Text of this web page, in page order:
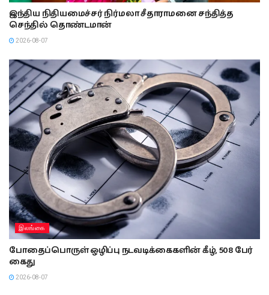
இந்திய நிதியமைச்சர் நிர்மலா சீதாராமனை சந்தித்த
செந்தில் தொண்டமான்
2026-08-07
இலங்கை
போதைப்பொருள் ஒழிப்பு நடவடிக்கைகளின் கீழ், 508 பேர்
கைது
2026-08-07